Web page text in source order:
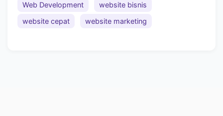
Web Development
website bisnis
website cepat
website marketing